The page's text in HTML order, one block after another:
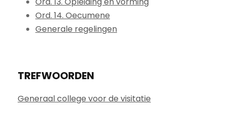
Ord. 14. Oecumene
Generale regelingen
TREFWOORDEN
Generaal college voor de visitatie